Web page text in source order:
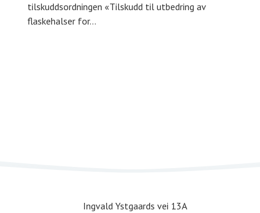
tilskuddsordningen «Tilskudd til utbedring av
flaskehalser for…
Ingvald Ystgaards vei 13A